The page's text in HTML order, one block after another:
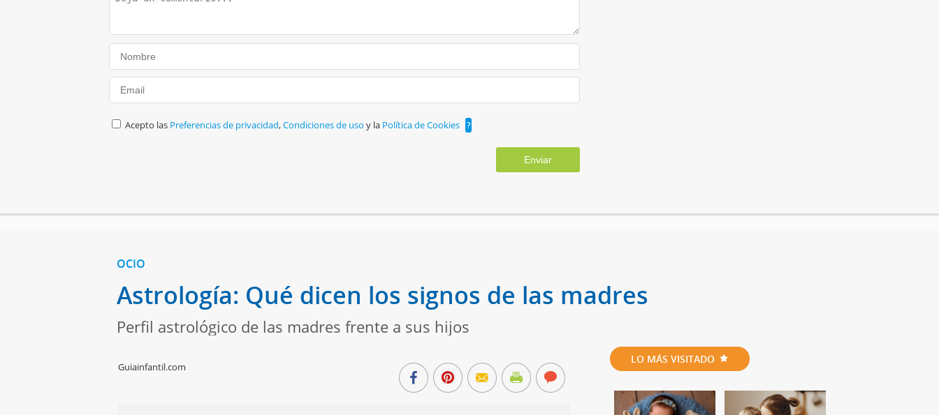
Acepto las Preferencias de privacidad,Condiciones de uso y la Política de Cookies ?
Enviar
OCIO
Astrología: Qué dicen los signos de las madres
Perfil astrológico de las madres frente a sus hijos
Guiainfantil.com
LO MÁS VISITADO